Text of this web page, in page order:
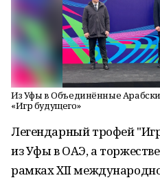
Из Уфы в Объединённые
«Игр будущего»
Легендарный трофей
из Уфы в ОАЭ, а
рамках XII